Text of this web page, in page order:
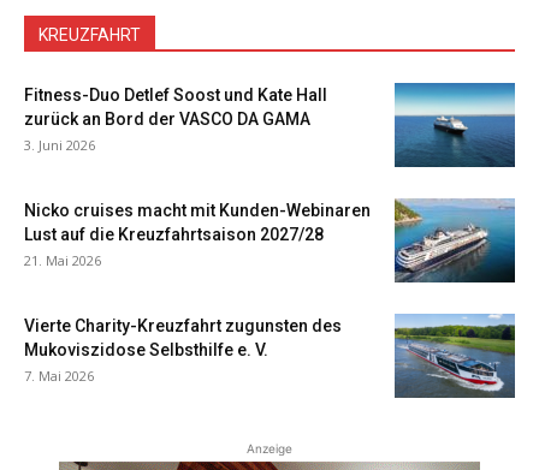
KREUZFAHRT
Fitness-Duo Detlef Soost und Kate Hall
zurück an Bord der VASCO DA GAMA
3. Juni 2026
Nicko cruises macht mit Kunden-Webinaren
Lust auf die Kreuzfahrtsaison 2027/28
21. Mai 2026
Vierte Charity-Kreuzfahrt zugunsten des
Mukoviszidose Selbsthilfe e. V.
7. Mai 2026
Anzeige